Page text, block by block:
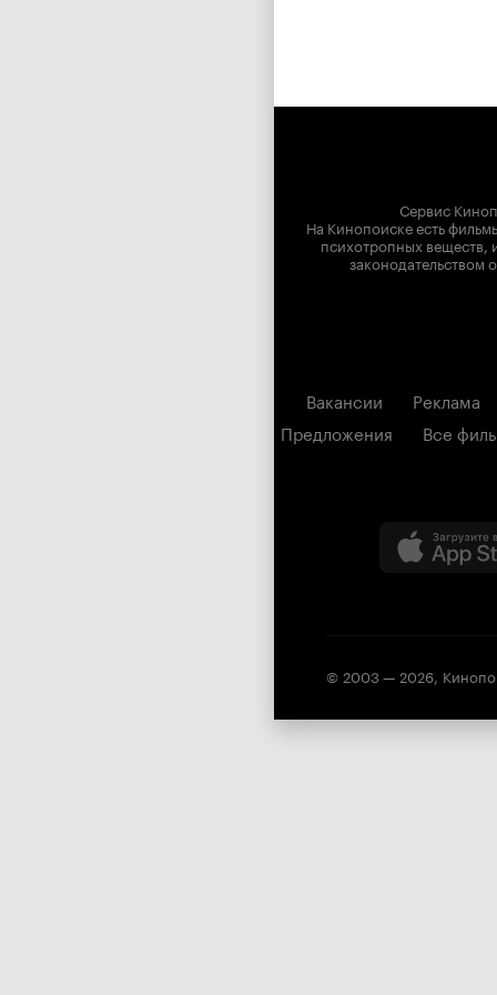
Сервис
На Кинопоиске есть
психотропных веществ,
законодательством
Вакансии Реклама
Предложения
Все
© 2003 — 2026,